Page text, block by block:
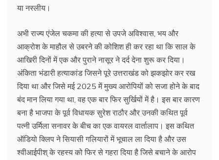
या नस्लीय।
अभी राज्य एंजेल चकमा की हत्या से उपजे अविश्वास, भय और
आक्रोश के माहौल से उबरने की कोशिश ही कर रहा था कि साल के
आखिरी दिनों में एक और पुराने नासूर ने दर्द देना शुरू कर दिया।
अंकिता भंडारी हत्याकांड जिसने पूरे उत्तराखंड को झकझोर कर रख
दिया था और जिसे मई 2025 में मुख्य आरोपियों को सजा होने के बाद
बंद मान लिया गया था, वह एक बार फिर सुर्खियों में है। इस बार कारण
बना है भाजपा के पूर्व विधायक सुरेश राठौर और उनकी कथित पूर्व
पत्नी उर्मिला सनावर के बीच का एक वायरल वार्तालाप। इस कथित
ऑडियो क्लिप ने सियासी गलियारों में भूचाल ला दिया है और उस
श्वीआईपीश् के रहस्य को फिर से गहरा दिया है जिसे बचाने के आरोप